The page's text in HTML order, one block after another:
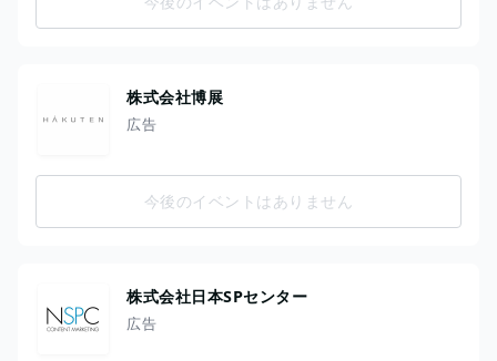
株式会社博展
広告
今後のイベントはありません
株式会社日本SPセンター
広告